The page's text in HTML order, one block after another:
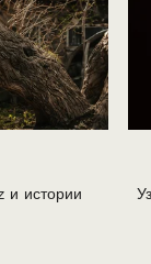
и истории